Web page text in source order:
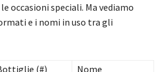
occasioni speciali. Ma vediamo
e i nomi in uso tra gli
(#)
Nome